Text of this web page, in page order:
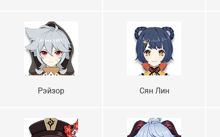
Рэйзор Сян Лин